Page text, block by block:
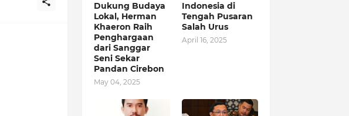
Dukung Budaya
Lokal, Herman
Khaeron Raih
Penghargaan
dari Sanggar
Seni Sekar
Pandan Cirebon
May 04, 2025
Indonesia di
Tengah Pusaran
Salah Urus
April 16, 2025